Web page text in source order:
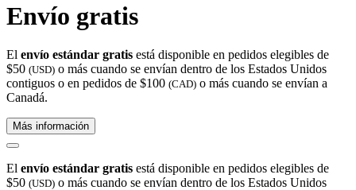
Envío gratis
El envío estándar gratis está disponible en pedidos elegibles de
$50 (USD) o más cuando se envían dentro de los Estados Unidos
contiguos o en pedidos de $100 (CAD) o más cuando se envían a
Canadá.
Más información
El envío estándar gratis está disponible en pedidos elegibles de
$50 (USD) o más cuando se envían dentro de los Estados Unidos